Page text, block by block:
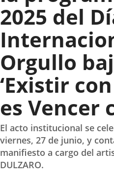
2025 del
Orgullo
‘Existir
es Vencer
El acto institucional se
viernes, 27 de junio, y
manifiesto a cargo del
DULZARO.